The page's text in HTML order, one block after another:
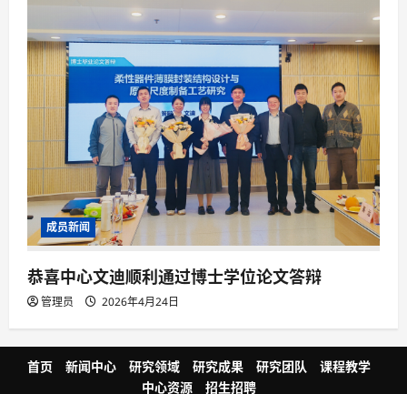
成员新闻
恭喜中心文迪顺利通过博士学位论文答辩
管理员 2026年4月24日
首页 新闻中心 研究领域 研究成果 研究团队
课程教学
中心资源
招生招聘